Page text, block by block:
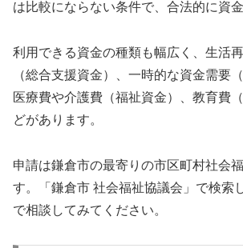
は比較にならない条件で、合法的に資
利用できる資金の種類も幅広く、生活
（総合支援資金）、一時的な資金需要
医療費や介護費（福祉資金）、教育費
どがあります。
申請は鎌倉市の最寄りの市区町村社会
す。「鎌倉市 社会福祉協議会」で検索
で相談してみてください。